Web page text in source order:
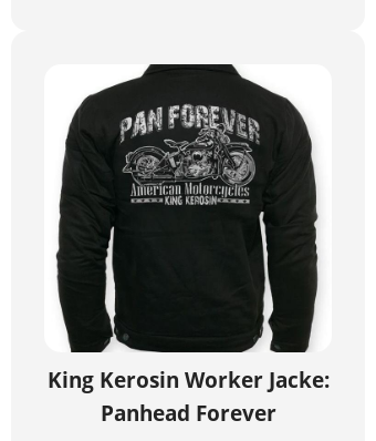
King Kerosin Worker Jacke:
Panhead Forever